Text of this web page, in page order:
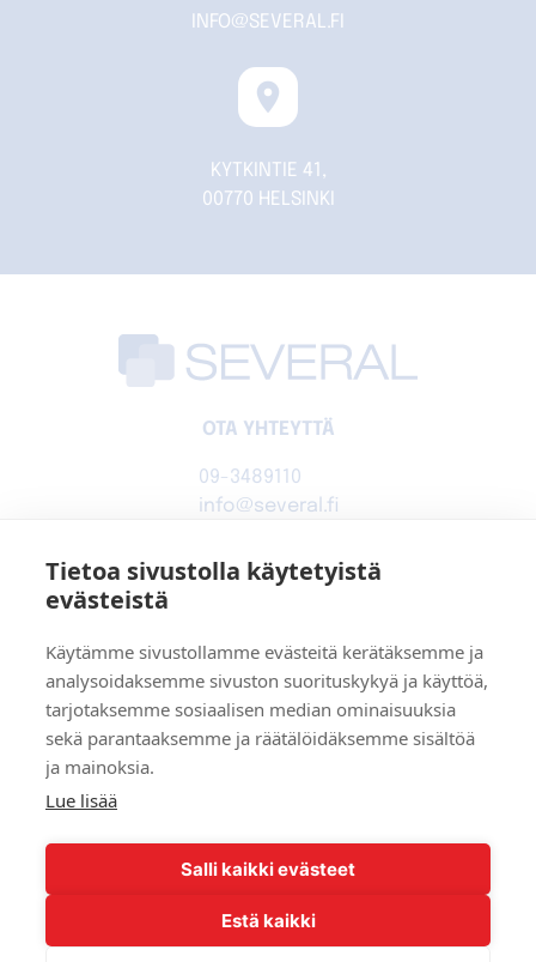
Tietoa sivustolla käytetyistä
evästeistä
Käytämme sivustollamme evästeitä kerätäksemme ja
analysoidaksemme sivuston suorituskykyä ja käyttöä,
tarjotaksemme sosiaalisen median ominaisuuksia
sekä parantaaksemme ja räätälöidäksemme sisältöä
ja mainoksia.
Lue lisää
Salli kaikki evästeet
Estä kaikki
INFO@SEVERAL.FI
location_on
KYTKINTIE 41,
00770 HELSINKI
OTA YHTEYTTÄ
09-3489110
info@several.fi
0944540-1
Kytkintie 41, 00770 Helsinki
Tietosuojaseloste
Youtube
Instagram